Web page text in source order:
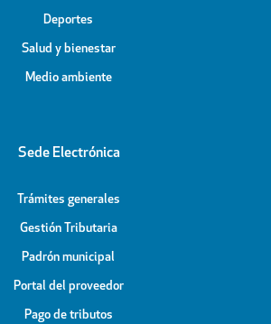
Deportes
Salud y bienestar
Medio ambiente
Sede Electrónica
Trámites generales
Gestión Tributaria
Padrón municipal
Portal del proveedor
Pago de tributos